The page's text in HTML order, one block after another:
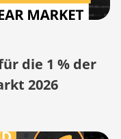
die 1 % der
2026